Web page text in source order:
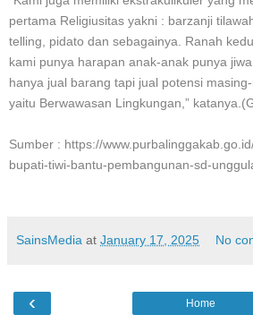
pertama Religiusitas yakni : barzanji
telling, pidato dan sebagainya. Ranah
kami punya harapan anak-anak punya
hanya jual barang tapi jual potensi
yaitu Berwawasan Lingkungan,”
Sumber : https://
bupati-tiwi-bantu-pembangunan-sd-
SainsMedia at January 17, 2025 No
‹ Home